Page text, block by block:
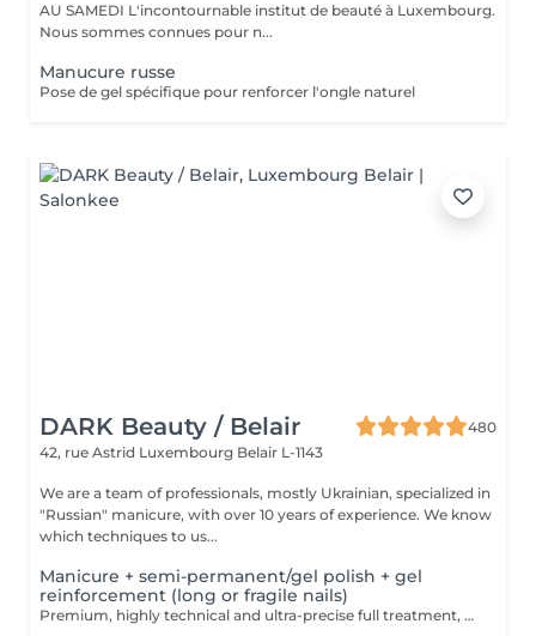
AU SAMEDI L'incontournable institut de beauté à Luxembourg.
Nous sommes connues pour n...
Manucure russe
Pose de gel spécifique pour renforcer l'ongle naturel
DARK Beauty / Belair
480
42, rue Astrid Luxembourg Belair L-1143
We are a team of professionals, mostly Ukrainian, specialized in
"Russian" manicure, with over 10 years of experience. We know
which techniques to us...
Manicure + semi-permanent/gel polish + gel
reinforcement (long or fragile nails)
Premium, highly technical and ultra-precise full treatment, performed mainly with an e-file to achieve a perfectly clean nail contour and apply the polish as close as possible, even slightly under the cuticle. This technique helps visually delay the regrowth by around 10 days. Visual result: -Extremely well-groomed nails, clean contours, flawless shape -Instagram / photo studio effect: neat, precise, with no visible dry skin We also include a gel reinforcement, recommended for long or fragile or broken nails. A perfect solution for flawless and long-lasting nails: -The average durability is 4 weeks!! Service content -> 95€ : -Removal of old semi-permanent and/or gel polish (if needed, already include in this price/service) -Very meticulous preparation of the nail plate -Removal of dead skin -Shape and file nails -Gentle cuticle care -Correction of the nail shape -Gel reinforcement -Application of semi-permanent nail polish -Application of cuticle oil and hand cream Optional : -Price per nail extension on up to 5 nails (if so please book "WITH simple design") +3€/nail -Price per nail for nail art on up to 5 nails (if so please book "WITH simple design") +3€/nail -Price for simple design (French, Chrome, Baby Boomer, Cat Eyes, Stickers, Foil) 6-10 nails -> +20€ -Price for complex design (3D, Hand drawings, Stamping, French with Chrome, Baby Boomer with Chrome, French with Cat Eyes) 6-10 nails -> +30€